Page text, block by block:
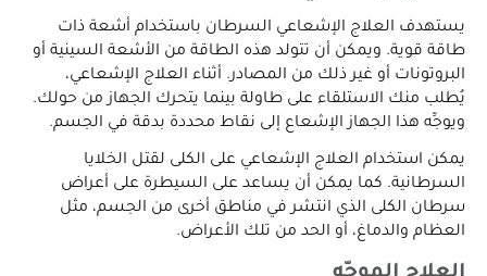
يستهدف العلاج الإشعاعي السرطان باستخدام أشعة ذات
طاقة قوية. ويمكن أن تتولد هذه الطاقة من الأشعة السينية أو
البروتونات أو غير ذلك من المصادر. أثناء العلاج الإشعاعي،
يُطلب منك الاستلقاء على طاولة بينما يتحرك الجهاز من حولك.
ويوجِّه هذا الجهاز الإشعاع إلى نقاط محددة بدقة في الجسم.
يمكن استخدام العلاج الإشعاعي على الكلى لقتل الخلايا
السرطانية. كما يمكن أن يساعد على السيطرة على أعراض
سرطان الكلى الذي انتشر في مناطق أخرى من الجسم، مثل
العظام والدماغ، أو الحد من تلك الأعراض.